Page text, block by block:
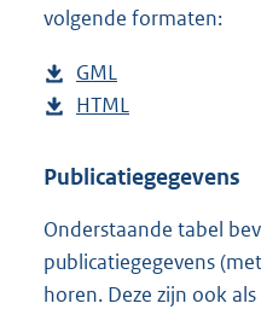
volgende formaten:
D
o
n
o
a
d
GML
e
t
n
d
s
D
w
l
o
a
HTML
s
a
n
d
Publicatiegegevens
Onderstaande tabel
publicatiegegevens
horen. Deze zijn ook